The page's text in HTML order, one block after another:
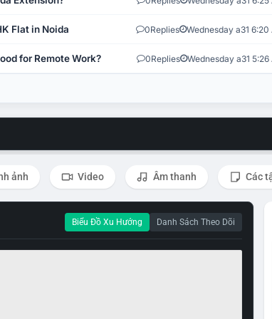
Flat in Noida 0Replies Wednesday a31 6:20
for Remote Work? 0Replies Wednesday a31 5:26
ảnh Video Âm thanh Các
Biểu Đồ Xu Hướng Danh Sách Theo Dõi